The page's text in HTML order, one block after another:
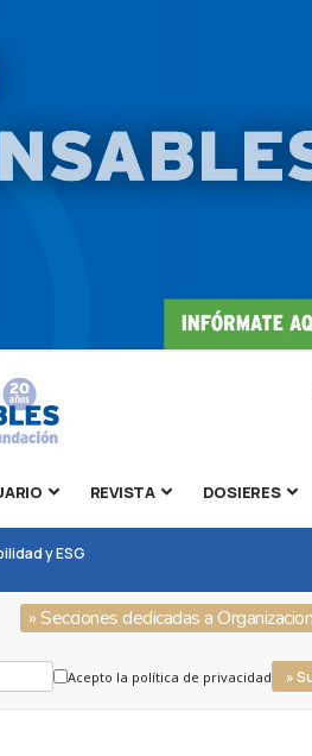
REVISTA DOSIERES
y ESG
» Secciones dedicadas a
Acepto la política de privacidad »